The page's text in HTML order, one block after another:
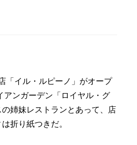
「イル・ルピーノ」がオープ
アンガーデン「ロイヤル・グ
姉妹レストランとあって、店
折り紙つきだ。